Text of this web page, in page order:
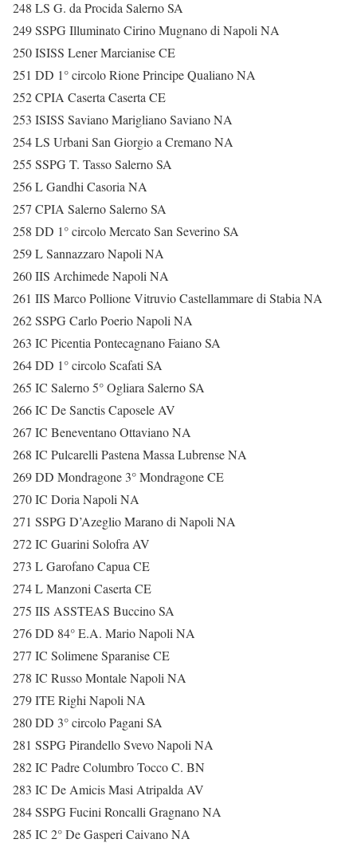
248 LS G. da Procida Salerno SA
249 SSPG Illuminato Cirino Mugnano di Napoli NA
250 ISISS Lener Marcianise CE
251 DD 1° circolo Rione Principe Qualiano NA
252 CPIA Caserta Caserta CE
253 ISISS Saviano Marigliano Saviano NA
254 LS Urbani San Giorgio a Cremano NA
255 SSPG T. Tasso Salerno SA
256 L Gandhi Casoria NA
257 CPIA Salerno Salerno SA
258 DD 1° circolo Mercato San Severino SA
259 L Sannazzaro Napoli NA
260 IIS Archimede Napoli NA
261 IIS Marco Pollione Vitruvio Castellammare di Stabia NA
262 SSPG Carlo Poerio Napoli NA
263 IC Picentia Pontecagnano Faiano SA
264 DD 1° circolo Scafati SA
265 IC Salerno 5° Ogliara Salerno SA
266 IC De Sanctis Caposele AV
267 IC Beneventano Ottaviano NA
268 IC Pulcarelli Pastena Massa Lubrense NA
269 DD Mondragone 3° Mondragone CE
270 IC Doria Napoli NA
271 SSPG D’Azeglio Marano di Napoli NA
272 IC Guarini Solofra AV
273 L Garofano Capua CE
274 L Manzoni Caserta CE
275 IIS ASSTEAS Buccino SA
276 DD 84° E.A. Mario Napoli NA
277 IC Solimene Sparanise CE
278 IC Russo Montale Napoli NA
279 ITE Righi Napoli NA
280 DD 3° circolo Pagani SA
281 SSPG Pirandello Svevo Napoli NA
282 IC Padre Columbro Tocco C. BN
283 IC De Amicis Masi Atripalda AV
284 SSPG Fucini Roncalli Gragnano NA
285 IC 2° De Gasperi Caivano NA